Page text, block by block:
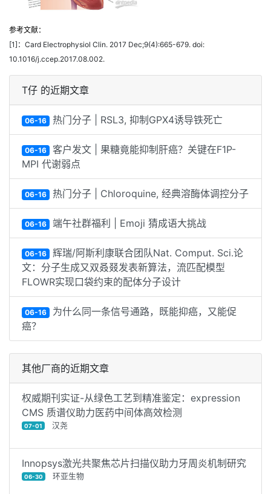
参考文献：
[1] ：Card Electrophysiol Clin. 2017 Dec;9(4):665-679. doi:
10.1016/j.ccep.2017.08.002.
T仔 的近期文章
06-16 热门分子 | RSL3, 抑制GPX4诱导铁死亡
06-16 客户发文 | 果糖竟能抑制肝癌？关键在F1P-
MPI 代谢弱点
06-16 热门分子 | Chloroquine, 经典溶酶体调控分子
06-16 端午社群福利 | Emoji 猜成语大挑战
06-16 辉瑞/阿斯利康联合团队Nat. Comput. Sci.论
文：分子生成又双叒叕发表新算法，流匹配模型
FLOWR实现口袋约束的配体分子设计
06-16 为什么同一条信号通路，既能抑癌，又能促
癌？
其他厂商的近期文章
权威期刊实证-从绿色工艺到精准鉴定：expression
CMS 质谱仪助力医药中间体高效检测
07-01 汉尧
Innopsys激光共聚焦芯片扫描仪助力牙周炎机制研究
06-30 环亚生物